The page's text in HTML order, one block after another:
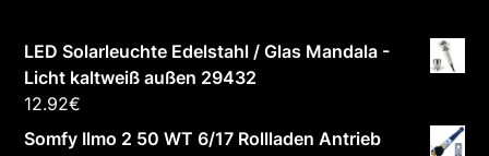
LED Solarleuchte Edelstahl / Glas Mandala -
Licht kaltweiß außen 29432
12.92€
Somfy Ilmo 2 50 WT 6/17 Rollladen Antrieb